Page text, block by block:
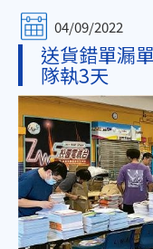
04/09/2022
送貨錯單漏
隊執3天